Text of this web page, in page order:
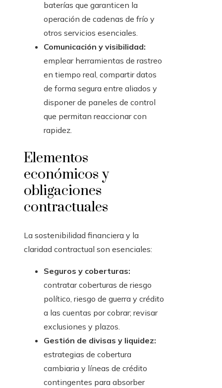
baterías que garanticen la
operación de cadenas de frío y
otros servicios esenciales.
Comunicación y visibilidad:
emplear herramientas de rastreo
en tiempo real, compartir datos
de forma segura entre aliados y
disponer de paneles de control
que permitan reaccionar con
rapidez.
Elementos
económicos y
obligaciones
contractuales
La sostenibilidad financiera y la
claridad contractual son esenciales:
Seguros y coberturas:
contratar coberturas de riesgo
político, riesgo de guerra y crédito
a las cuentas por cobrar; revisar
exclusiones y plazos.
Gestión de divisas y liquidez:
estrategias de cobertura
cambiaria y líneas de crédito
contingentes para absorber